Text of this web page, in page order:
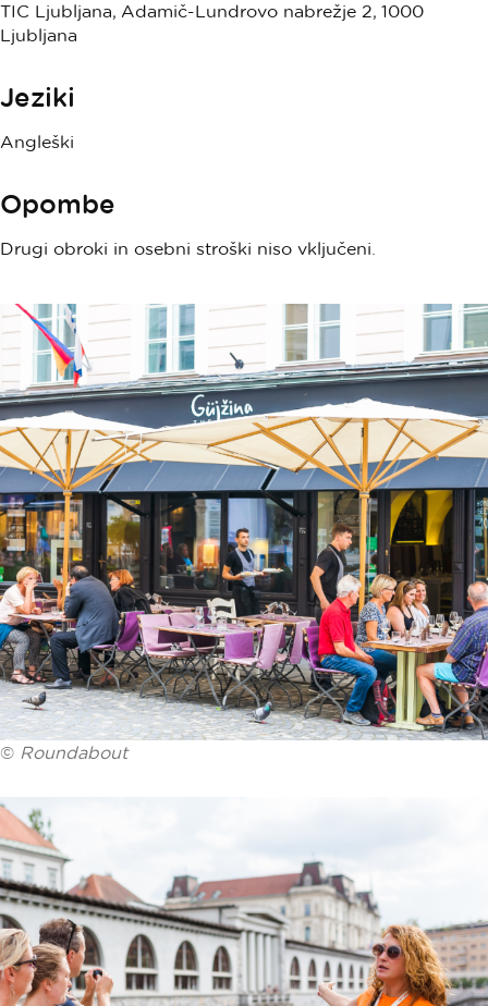
TIC Ljubljana, Adamič-Lundrovo nabrežje 2, 1000
Ljubljana
Jeziki
Angleški
Opombe
Drugi obroki in osebni stroški niso vključeni.
© Roundabout